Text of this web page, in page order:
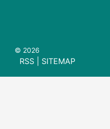
© 2026
RSS SITEMAP